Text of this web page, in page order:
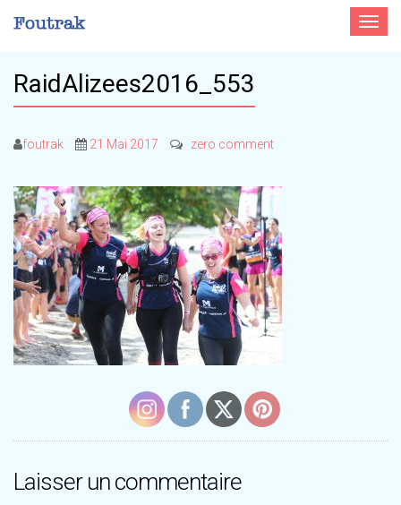
Toggle
RaidAlizees2016_553
foutrak 21 Mai 2017 zero comment
Laisser un commentaire